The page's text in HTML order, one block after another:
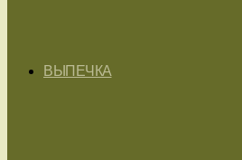
ВЫПЕЧКА